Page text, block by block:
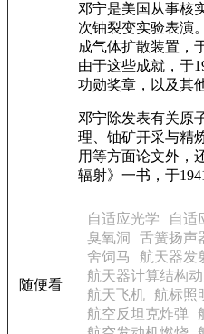
邓宁是美国从事核
次铀裂变实验表演
成气体扩散装置，
由于这些成就，于
功勋奖章，以及其
邓宁除发表有关原
理、铀矿开采与精
用等方面论文外，
辐射》一书，于
随便看
自适应光学 自适
臭氧洞
舌簧扬声
舍饲马
航天器发
航天器计算结构
航天飞机 航标照
航空反坦克炸弹